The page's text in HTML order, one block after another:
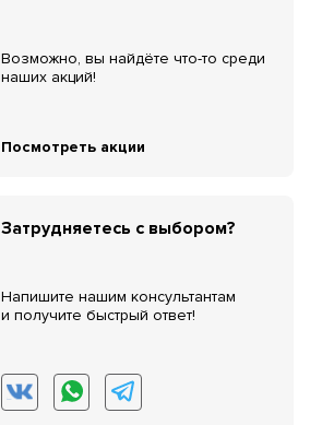
Возможно, вы найдёте что-то среди
наших акций!
Посмотреть акции
Затрудняетесь с выбором?
Напишите нашим консультантам
и получите быстрый ответ!